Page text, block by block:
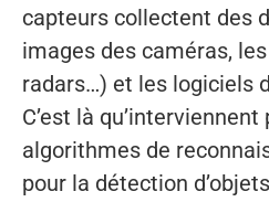
capteurs collectent des
images des caméras,
radars…) et les logiciels
C’est là
algorithmes de
pour la détection